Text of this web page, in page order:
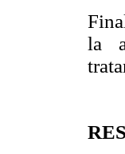
la